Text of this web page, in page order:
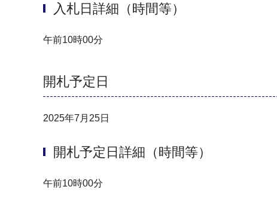
入札日詳細（時間等）
午前10時00分
開札予定日
2025年7月25日
開札予定日詳細（時間等）
午前10時00分